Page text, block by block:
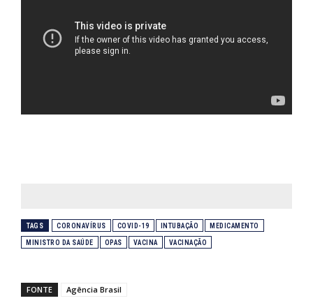
TAGS CORONAVÍRUS COVID-19 INTUBAÇÃO MEDICAMENTO
MINISTRO DA SAÚDE OPAS VACINA VACINAÇÃO
FONTE Agência Brasil